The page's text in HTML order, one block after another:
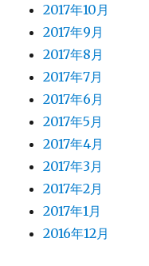
2017年10月
2017年9月
2017年8月
2017年7月
2017年6月
2017年5月
2017年4月
2017年3月
2017年2月
2017年1月
2016年12月